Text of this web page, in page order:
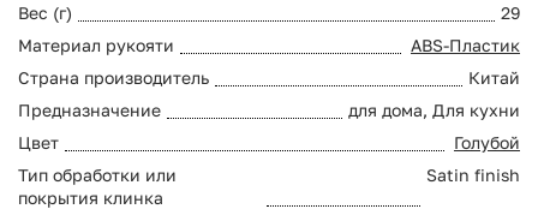
Вес (г)
29
Материал рукояти
ABS-Пластик
Страна производитель
Китай
Предназначение
для дома, Для кухни
Цвет
Голубой
Тип обработки или
покрытия клинка
Satin finish